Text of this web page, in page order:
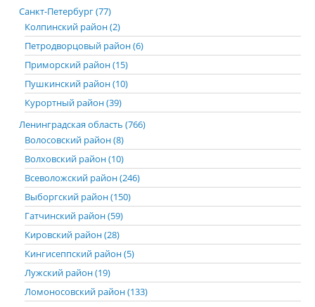
Санкт-Петербург (77)
Колпинский район (2)
Петродворцовый район (6)
Приморский район (15)
Пушкинский район (10)
Курортный район (39)
Ленинградская область (766)
Волосовский район (8)
Волховский район (10)
Всеволожский район (246)
Выборгский район (150)
Гатчинский район (59)
Кировский район (28)
Кингисеппский район (5)
Лужский район (19)
Ломоносовский район (133)